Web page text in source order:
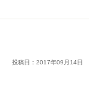
投稿日： 2017年09 月 14日